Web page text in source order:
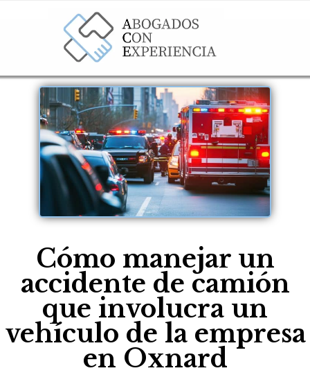
Cómo manejar un
accidente de camión
que involucra un
vehículo de la empresa
en Oxnard